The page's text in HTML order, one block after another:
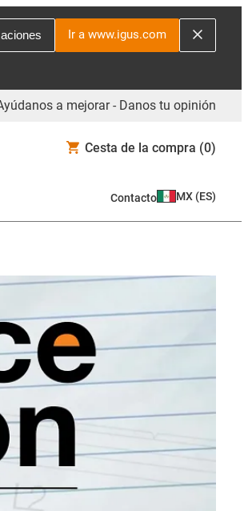
Ir a www.igus.com
a mejorar - Danos tu opinión
Cesta de la compra (0)
Contacto MX (ES)